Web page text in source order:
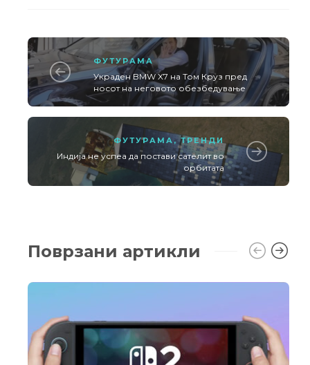
ФУТУРАМА
Украден BMW X7 на Том Круз пред
носот на неговото обезбедување
ФУТУРАМА ,ТРЕНДИ
Индија не успеа да постави сателит во
орбитата
Поврзани артикли